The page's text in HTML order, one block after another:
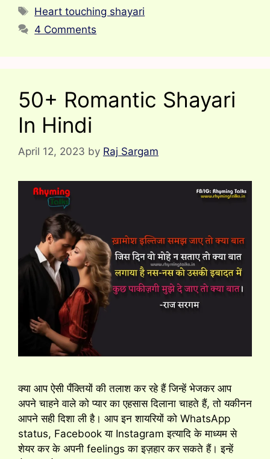
Tags
Heart touching shayari
4 Comments
50+ Romantic Shayari
In Hindi
April 12, 2023 by Raj Sargam
क्या आप ऐसी पँक्तियों की तलाश कर रहे हैं जिन्हें भेजकर आप
अपने चाहने वाले को प्यार का एहसास दिलाना चाहते हैं, तो यकीनन
आपने सही दिशा ली है। आप इन शायरियों को WhatsApp
status, Facebook या Instagram इत्यादि के माध्यम से
शेयर कर के अपनी feelings का इज़हार कर सकते हैं। इन्हें